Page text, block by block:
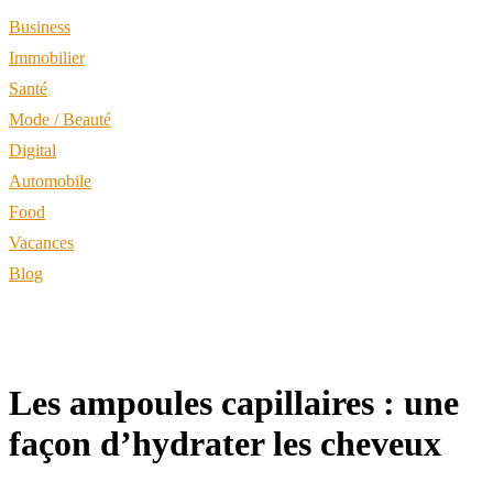
Business
Immobilier
Santé
Mode / Beauté
Digital
Automobile
Food
Vacances
Blog
Les ampoules capillaires : une
façon d’hydrater les cheveux